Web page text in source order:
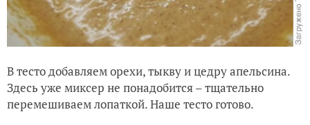
В тесто добавляем орехи, тыкву и цедру апельсина.
Здесь уже миксер не понадобится – тщательно
перемешиваем лопаткой. Наше тесто готово.